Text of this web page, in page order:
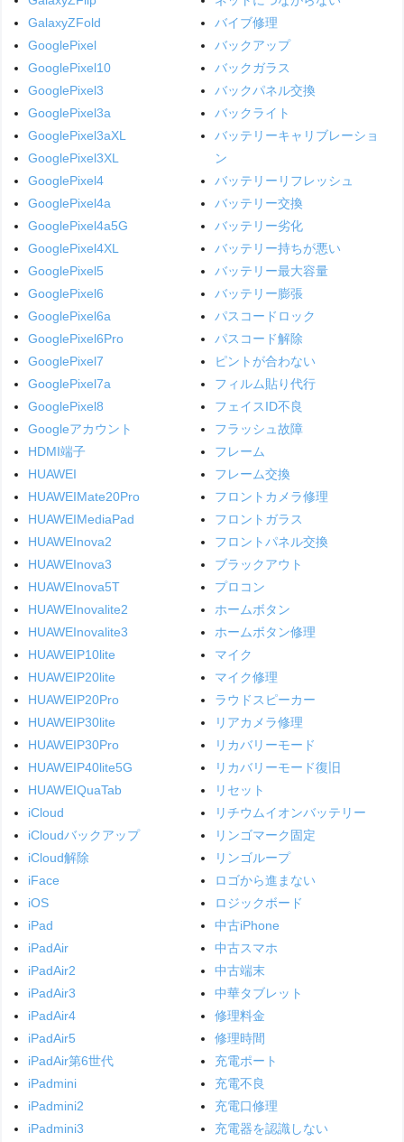
GalaxyZFold
GooglePixel
GooglePixel10
GooglePixel3
GooglePixel3a
GooglePixel3aXL
GooglePixel3XL
GooglePixel4
GooglePixel4a
GooglePixel4a5G
GooglePixel4XL
GooglePixel5
GooglePixel6
GooglePixel6a
GooglePixel6Pro
GooglePixel7
GooglePixel7a
GooglePixel8
Googleアカウント
HDMI端子
HUAWEI
HUAWEIMate20Pro
HUAWEIMediaPad
HUAWEInova2
HUAWEInova3
HUAWEInova5T
HUAWEInovalite2
HUAWEInovalite3
HUAWEIP10lite
HUAWEIP20lite
HUAWEIP20Pro
HUAWEIP30lite
HUAWEIP30Pro
HUAWEIP40lite5G
HUAWEIQuaTab
iCloud
iCloudバックアップ
iCloud解除
iFace
iOS
iPad
iPadAir
iPadAir2
iPadAir3
iPadAir4
iPadAir5
iPadAir第6世代
iPadmini
iPadmini2
iPadmini3
バイブ修理
バックアップ
バックガラス
バックパネル交換
バックライト
バッテリーキャリブレーショ
ン
バッテリーリフレッシュ
バッテリー交換
バッテリー劣化
バッテリー持ちが悪い
バッテリー最大容量
バッテリー膨張
パスコードロック
パスコード解除
ピントが合わない
フィルム貼り代行
フェイスID不良
フラッシュ故障
フレーム
フレーム交換
フロントカメラ修理
フロントガラス
フロントパネル交換
ブラックアウト
プロコン
ホームボタン
ホームボタン修理
マイク
マイク修理
ラウドスピーカー
リアカメラ修理
リカバリーモード
リカバリーモード復旧
リセット
リチウムイオンバッテリー
リンゴマーク固定
リンゴループ
ロゴから進まない
ロジックボード
中古iPhone
中古スマホ
中古端末
中華タブレット
修理料金
修理時間
充電ポート
充電不良
充電口修理
充電器を認識しない